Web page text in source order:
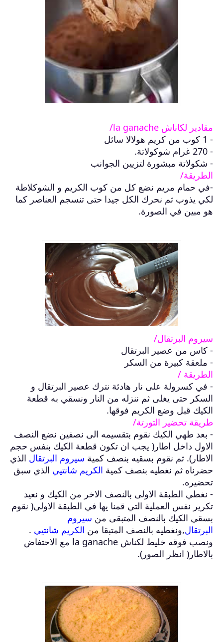
مقادير لكاناش la ganache/
- 1 كوب من كريم هولالا سائل
- 270 غرام شوكولاتة.
- شكولاتة مبشورة لتزيين الجوانب
الطريقة/
-في حمام مريم نضع كل من كوب الكريم و الشوكلاطة
لكي يذوب ثم نحرك الكل جيدا حتى تنسجم العناصر كما
هو مبين في الصورة.
سيروم البرتقال/
- كاس من عصير البرتقال
- ملعقة كبيرة من السكر
الطريقة /
- في كسرولة على نار هادئة نترك عصير البرتقال و
السكر حتى يغلى ثم ننزله من النار ونسقي به قطعة
الكيك قبل وضع الكريم فوقها.
طريقة تحضير التورتة/
- بعد طهي الكيك نقوم بتقسيمه الى نصفين نضع النصف
الاول داخل اطار( يجب ان تكون قطعة الكيك بنفس حجم
الاطار). ثم نقوم بسقيه بنصف كمية سيروم البرتقال الذي
حضرناه ثم نغطيه بنصف كمية الكريم شانتيي الذي سبق
تحضيره.
- نغطي الطبقة الاولى بالنصف الاخر من الكيك و نعيد
تكرير نفس العملية التي قمنا يها في الطبقة الاولى( نقوم
بسقي الكيك بالنصف المتبقى من سيروم
البرتقال,ونغطيه بالنصف المتبقا من الكريم شانتيي .
ونصب فوقه خليط لكناش la ganache مع الاحتفاض
بالاطار( انظر الصور).